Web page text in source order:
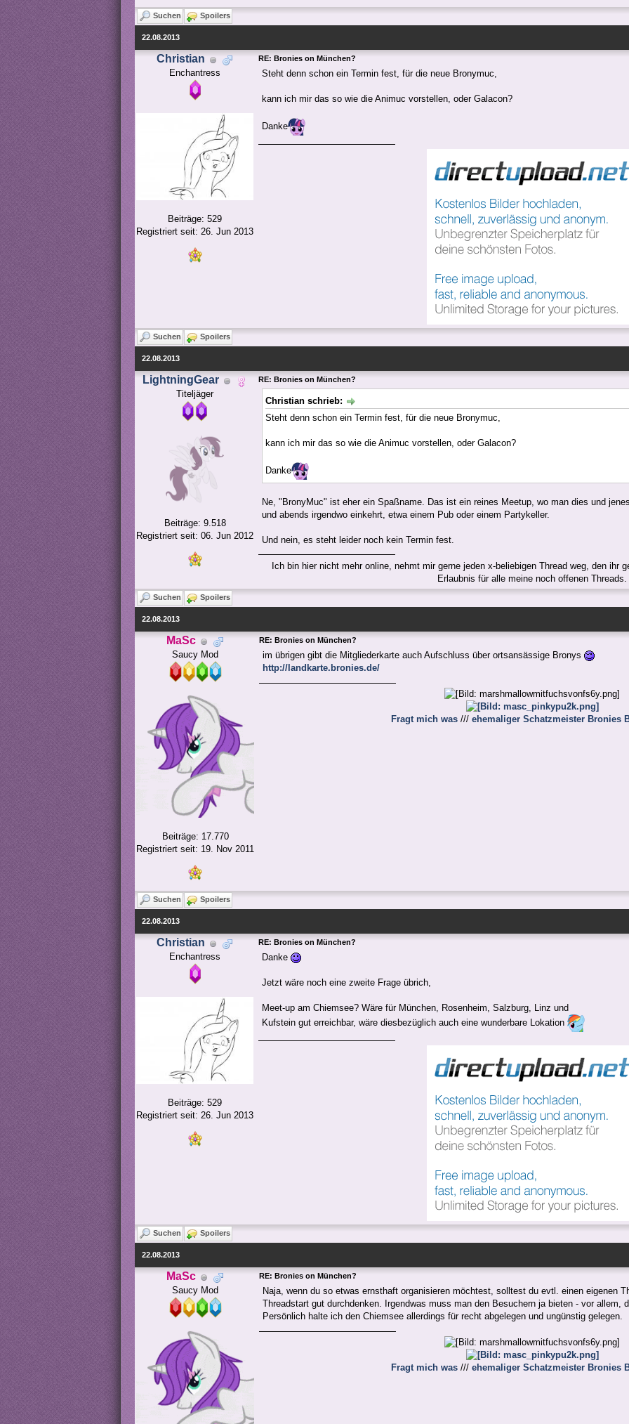
Suchen Spoilers
22.08.2013
Christian
Enchantress
Beiträge: 529
Registriert seit: 26. Jun 2013
RE: Bronies on München?
Steht denn schon ein Termin fest, für die neue Bronymuc,
kann ich mir das so wie die Animuc vorstellen, oder Galacon?
Danke
Suchen Spoilers
22.08.2013
LightningGear
Titeljäger
Beiträge: 9.518
Registriert seit: 06. Jun 2012
RE: Bronies on München?
Christian schrieb:
Steht denn schon ein Termin fest, für die neue Bronymuc,
kann ich mir das so wie die Animuc vorstellen, oder Galacon?
Danke
Ne, "BronyMuc" ist eher ein Spaßname. Das ist ein reines Meetup, wo man dies und
und abends irgendwo einkehrt, etwa einem Pub oder einem Partykeller.
Und nein, es steht leider noch kein Termin fest.
Ich bin hier nicht mehr online, nehmt mir gerne jeden x-beliebigen Thread weg, den ihr
Erlaubnis für alle meine noch offenen Threads.
Suchen Spoilers
22.08.2013
MaSc
Saucy Mod
Beiträge: 17.770
Registriert seit: 19. Nov 2011
RE: Bronies on München?
im übrigen gibt die Mitgliederkarte auch Aufschluss über ortsansässige Bronys
http://landkarte.bronies.de/
Fragt mich was /// ehemaliger Schatzmeister Bronies
Suchen Spoilers
22.08.2013
Christian
Enchantress
Beiträge: 529
Registriert seit: 26. Jun 2013
RE: Bronies on München?
Danke
Jetzt wäre noch eine zweite Frage übrich,
Meet-up am Chiemsee? Wäre für München, Rosenheim, Salzburg, Linz und
Kufstein gut erreichbar, wäre diesbezüglich auch eine wunderbare Lokation
Suchen Spoilers
22.08.2013
MaSc
Saucy Mod
RE: Bronies on München?
Naja, wenn du so etwas ernsthaft organisieren möchtest, solltest du evtl. einen eigenen
Threadstart gut durchdenken. Irgendwas muss man den Besuchern ja bieten - vor allem,
Persönlich halte ich den Chiemsee allerdings für recht abgelegen und ungünstig gelegen.
Fragt mich was /// ehemaliger Schatzmeister Bronies